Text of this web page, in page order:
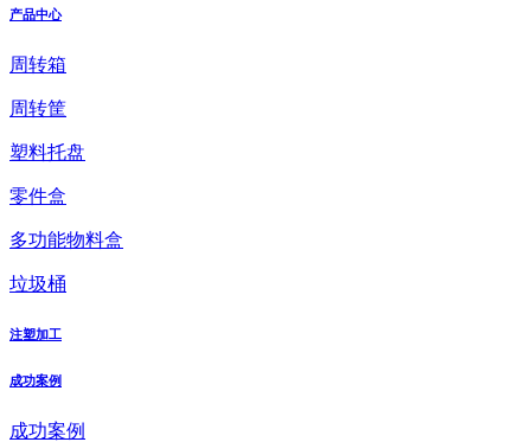
产品中心
周转箱
周转筐
塑料托盘
零件盒
多功能物料盒
垃圾桶
注塑加工
成功案例
成功案例